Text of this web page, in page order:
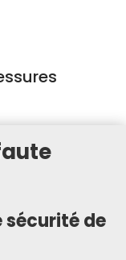
sécurité de